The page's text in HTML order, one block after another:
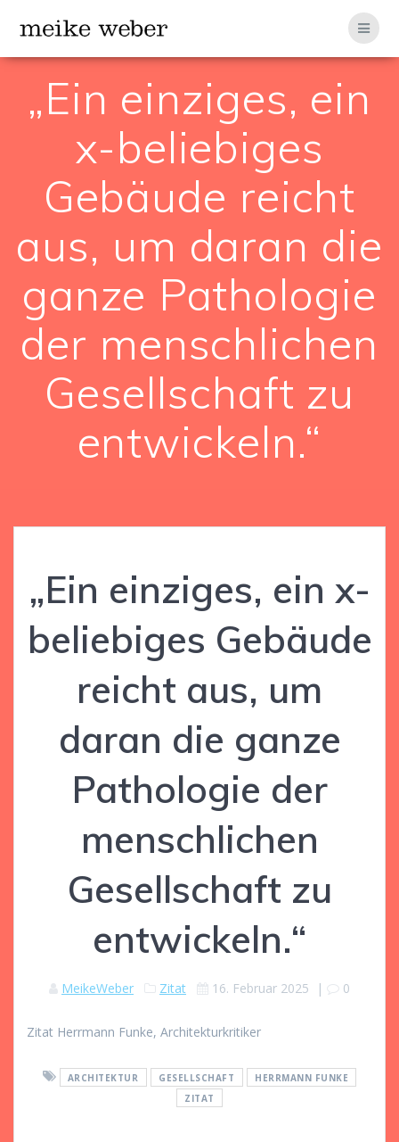
„Ein einziges, ein
x-beliebiges
Gebäude reicht
aus, um daran die
ganze Pathologie
der menschlichen
Gesellschaft zu
entwickeln.“
„Ein einziges, ein x-
beliebiges Gebäude
reicht aus, um
daran die ganze
Pathologie der
menschlichen
Gesellschaft zu
entwickeln.“
MeikeWeber Zitat 16. Februar 2025 | 0
Zitat Herrmann Funke, Architekturkritiker
ARCHITEKTUR GESELLSCHAFT
HERRMANN FUNKE
ZITAT